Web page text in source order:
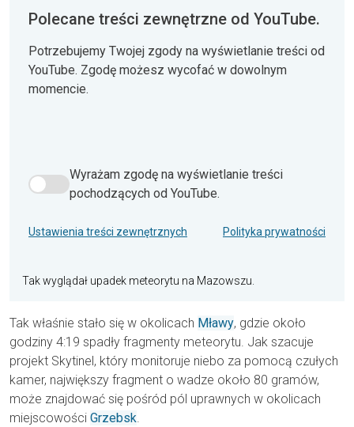
Polecane treści zewnętrzne od YouTube.
Potrzebujemy Twojej zgody na wyświetlanie treści od
YouTube. Zgodę możesz wycofać w dowolnym
momencie.
Wyrażam zgodę na wyświetlanie treści pochodzących od
Wyrażam zgodę na wyświetlanie treści
pochodzących od YouTube.
Ustawienia treści zewnętrznych Polityka prywatności
Tak wyglądał upadek meteorytu na Mazowszu.
Tak właśnie stało się w okolicach Mławy, gdzie około
godziny 4:19 spadły fragmenty meteorytu. Jak szacuje
projekt Skytinel, który monitoruje niebo za pomocą czułych
kamer, największy fragment o wadze około 80 gramów,
może znajdować się pośród pól uprawnych w okolicach
miejscowości Grzebsk.